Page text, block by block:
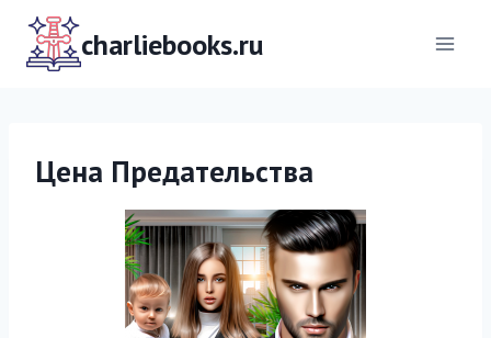
Перейти
содержимомуcharliebooks.ru
Цена Предательства